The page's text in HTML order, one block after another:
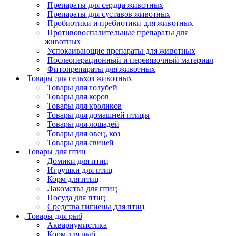
Препараты для сердца животных
Препараты для суставов животных
Пробиотики и пребиотики для животных
Противовоспалительные препараты для
животных
Успокаивающие препараты для животных
Послеоперационный и перевязочный материал
Фитопрепараты для животных
Товары для сельхоз животных
Товары для голубей
Товары для коров
Товары для кроликов
Товары для домашней птицы
Товары для лошадей
Товары для овец, коз
Товары для свиней
Товары для птиц
Домики для птиц
Игрушки для птиц
Корм для птиц
Лакомства для птиц
Посуда для птиц
Средства гигиены для птиц
Товары для рыб
Аквариумистика
Корм для рыб